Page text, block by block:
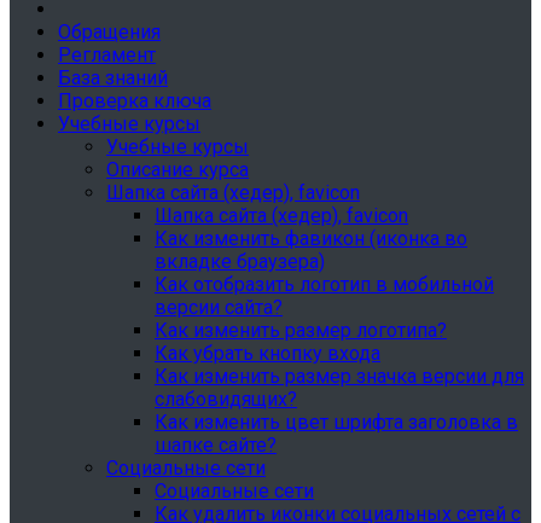
Обращения
Регламент
База знаний
Проверка ключа
Учебные курсы
Учебные курсы
Описание курса
Шапка сайта (хедер), favicon
Шапка сайта (хедер), favicon
Как изменить фавикон (иконка во
вкладке браузера)
Как отобразить логотип в мобильной
версии сайта?
Как изменить размер логотипа?
Как убрать кнопку входа
Как изменить размер значка версии для
слабовидящих?
Как изменить цвет шрифта заголовка в
шапке сайте?
Социальные сети
Социальные сети
Как удалить иконки социальных сетей с